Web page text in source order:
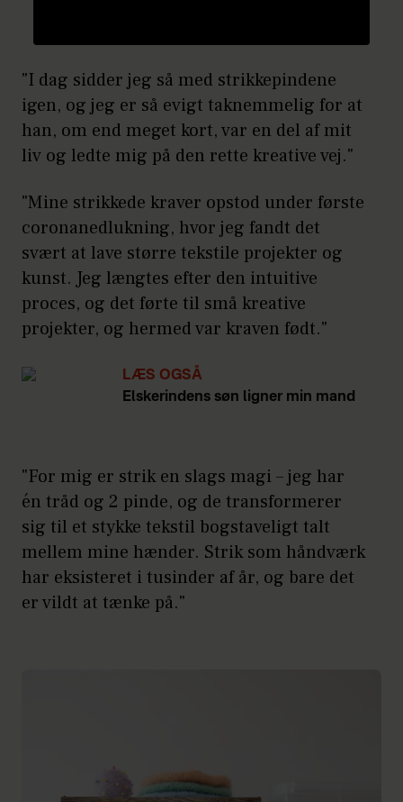
"I dag sidder jeg så med strikkepindene
igen, og jeg er så evigt taknemmelig for at
han, om end meget kort, var en del af mit
liv og ledte mig på den rette kreative vej."
"Mine strikkede kraver opstod under første
coronanedlukning, hvor jeg fandt det
svært at lave større tekstile projekter og
kunst. Jeg længtes efter den intuitive
proces, og det førte til små kreative
projekter, og hermed var kraven født."
LÆS OGSÅ
Elskerindens søn ligner min mand
"For mig er strik en slags magi – jeg har
én tråd og 2 pinde, og de transformerer
sig til et stykke tekstil bogstaveligt talt
mellem mine hænder. Strik som håndværk
har eksisteret i tusinder af år, og bare det
er vildt at tænke på."